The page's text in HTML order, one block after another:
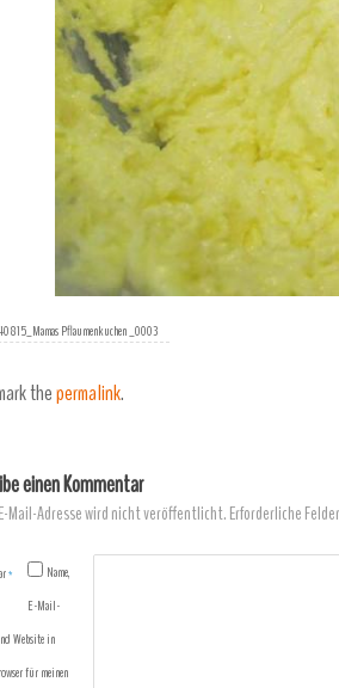
Pflaumenkuchen _0003
thepermalink.
einen Kommentar
Mail-Adresse wird nicht veröffentlicht.Erforderliche
*
Name,
E-Mail-
Website in
für meinen